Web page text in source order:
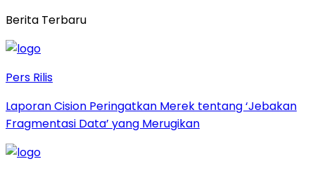
Berita Terbaru
Pers Rilis
Laporan Cision Peringatkan Merek tentang ‘Jebakan
Fragmentasi Data’ yang Merugikan